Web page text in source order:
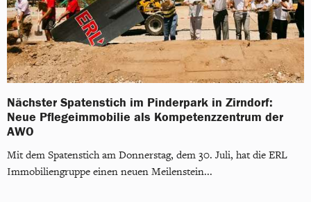
Nächster Spatenstich im Pinderpark in Zirndorf:
Neue Pflegeimmobilie als Kompetenzzentrum der
AWO
Mit dem Spatenstich am Donnerstag, dem 30. Juli, hat die ERL
Immobiliengruppe einen neuen Meilenstein...